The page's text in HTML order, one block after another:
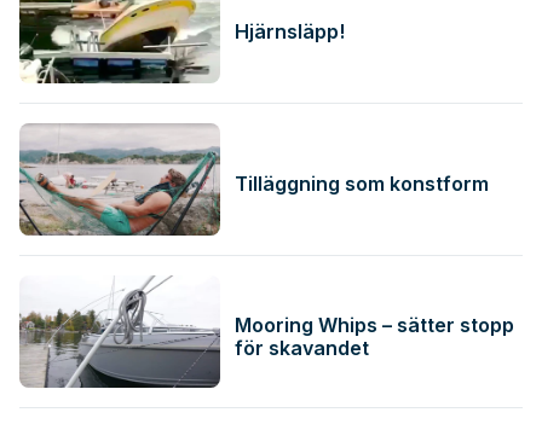
Hjärnsläpp!
Tilläggning som konstform
Mooring Whips – sätter stopp
för skavandet